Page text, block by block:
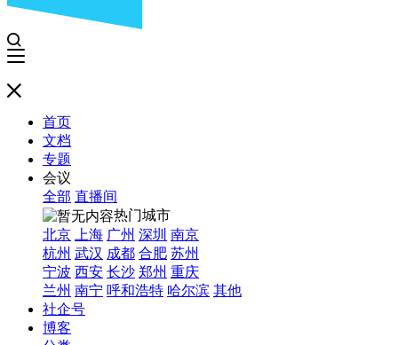
首页
文档
专题
会议
全部 直播间
热门城市
北京
上海 广州 深圳 南京
杭州 武汉 成都 合肥 苏州
宁波 西安 长沙 郑州 重庆
兰州 南宁 呼和浩特 哈尔滨 其他
社企号
博客